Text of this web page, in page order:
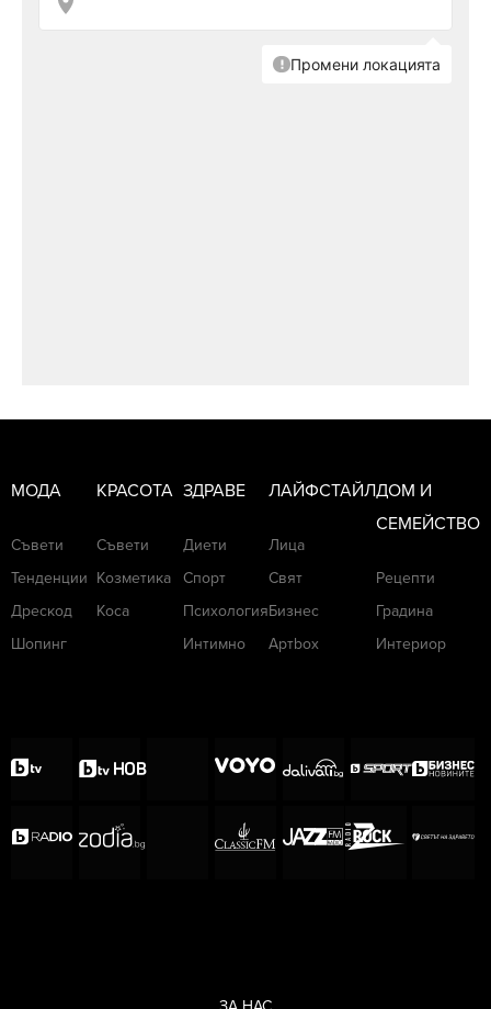
МОДА
Съвети
Тенденции
Дрескод
Шопинг
КРАСОТА
Съвети
Козметика
Коса
ЗДРАВЕ
Диети
Спорт
Психология
Интимно
ЛАЙФСТАЙЛ
Лица
Свят
Бизнес
Артbox
ДОМ И
СЕМЕЙСТВО
Рецепти
Градина
Интериор